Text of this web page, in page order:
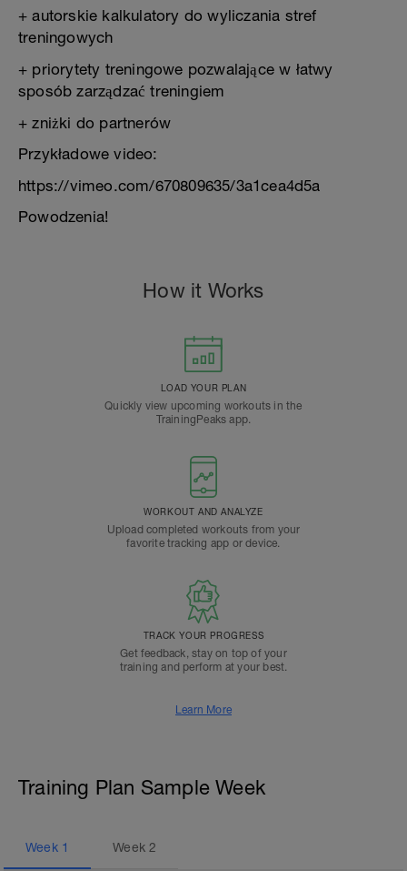
+ autorskie kalkulatory do wyliczania stref
treningowych
+ priorytety treningowe pozwalające w łatwy
sposób zarządzać treningiem
+ zniżki do partnerów
Przykładowe video:
https://vimeo.com/670809635/3a1cea4d5a
Powodzenia!
How it Works
LOAD YOUR PLAN
Quickly view upcoming workouts in the
TrainingPeaks app.
WORKOUT AND ANALYZE
Upload completed workouts from your
favorite tracking app or device.
TRACK YOUR PROGRESS
Get feedback, stay on top of your
training and perform at your best.
Learn More
Training Plan Sample Week
Week 1 Week2